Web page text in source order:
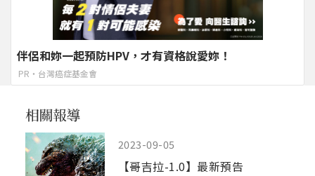
伴侶和妳一起預防HPV，才有資格說愛妳！
PR・台灣癌症基金會
2023-09-05
【哥吉拉-1.0】最新預告